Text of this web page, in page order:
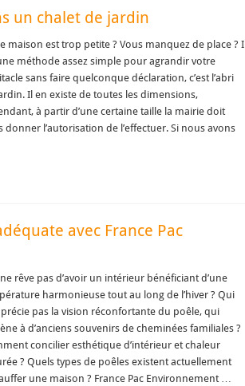
un chalet de jardin
maison est trop petite ? Vous manquez de place ? Il
méthode assez simple pour agrandir votre
sans faire quelconque déclaration, c’est l’abri
Il en existe de toutes les dimensions,
à partir d’une certaine taille la mairie doit
donner l’autorisation de l’effectuer. Si nous avons
avec France Pac
rêve pas d’avoir un intérieur bénéficiant d’une
harmonieuse tout au long de l’hiver ? Qui
pas la vision réconfortante du poêle, qui
à d’anciens souvenirs de cheminées familiales ?
concilier esthétique d’intérieur et chaleur
? Quels types de poêles existent actuellement
une maison ? France Pac Environnement …